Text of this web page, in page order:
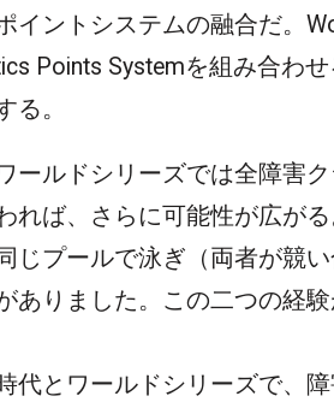
イントシステムの融合だ。
Points Systemを組み合わ
る。
ールドシリーズでは全障害
れば、さらに可能性が広が
じプールで泳ぎ（両者が競
ありました。この二つの経
代とワールドシリーズで、